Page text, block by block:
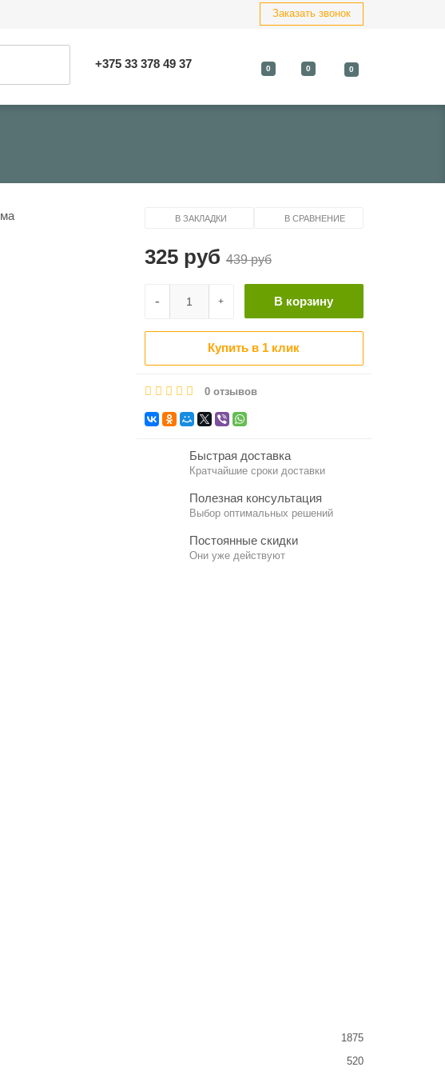
Заказать звонок
+375 33 378 49 37 0 0 0
В ЗАКЛАДКИ В СРАВНЕНИЕ
325 руб 439 руб
+
- В корзину
Купить в 1 клик
0 отзывов
Быстрая доставка
Кратчайшие сроки доставки
Полезная консультация
Выбор оптимальных решений
Постоянные скидки
Они уже действуют
1875
520